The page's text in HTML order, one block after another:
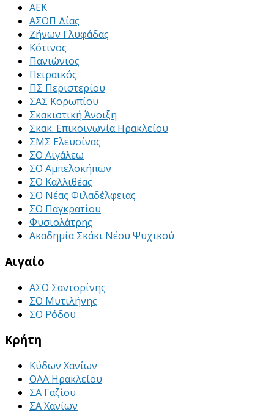
ΑΕΚ
ΑΣΟΠ Δίας
Ζήνων Γλυφάδας
Κότινος
Πανιώνιος
Πειραϊκός
ΠΣ Περιστερίου
ΣΑΣ Κορωπίου
Σκακιστική Άνοιξη
Σκακ. Επικοινωνία Ηρακλείου
ΣΜΣ Ελευσίνας
ΣΟ Αιγάλεω
ΣΟ Αμπελοκήπων
ΣΟ Καλλιθέας
ΣΟ Νέας Φιλαδέλφειας
ΣΟ Παγκρατίου
Φυσιολάτρης
Ακαδημία Σκάκι Νέου Ψυχικού
Αιγαίο
ΑΣΟ Σαντορίνης
ΣΟ Μυτιλήνης
ΣΟ Ρόδου
Κρήτη
Κύδων Χανίων
ΟΑΑ Ηρακλείου
ΣΑ Γαζίου
ΣΑ Χανίων